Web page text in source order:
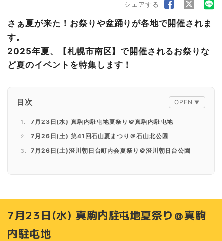
シェアする
さぁ夏が来た！お祭りや盆踊りが各地で開催されま
す。
2025年夏、【札幌市南区】で開催されるお祭りな
ど夏のイベントを特集します！
目次
7月23日(水) 真駒内駐屯地夏祭り＠真駒内駐屯地
7月26日(土) 第41回石山夏まつり＠石山北公園
7月26日(土)澄川朝日台町内会夏祭り＠澄川朝日台公園
8月2日(土) 緑ヶ丘町内会第32回夏まつり＠緑ヶ丘にし公
園
7月23日(水) 真駒内駐屯地夏祭り＠真駒
内駐屯地